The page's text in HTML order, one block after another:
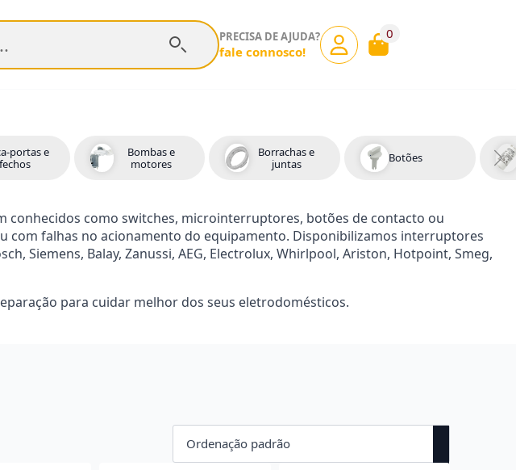
PRECISA DE AJUDA?
fale connosco!
0
portas e
fechos
Bombas e
motores
Borrachas e
juntas
Botões
como switches, microinterruptores, botões de contacto ou
falhas no acionamento do equipamento. Disponibilizamos interruptores
Siemens, Balay, Zanussi, AEG, Electrolux, Whirlpool, Ariston, Hotpoint, Smeg,
para cuidar melhor dos seus eletrodomésticos.